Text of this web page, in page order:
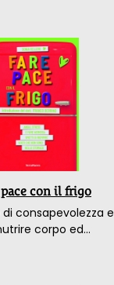
pace con il frigo
consapevolezza e
corpo ed